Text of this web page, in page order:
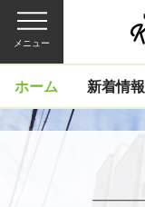
メニュー
ホーム 新着情報